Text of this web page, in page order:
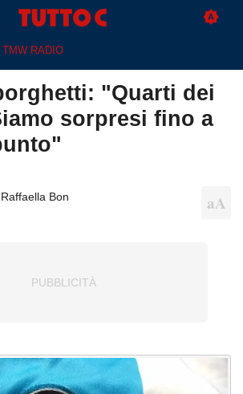
TMW RADIO
"Quarti dei
sorpresi fino a
Raffaella Bon